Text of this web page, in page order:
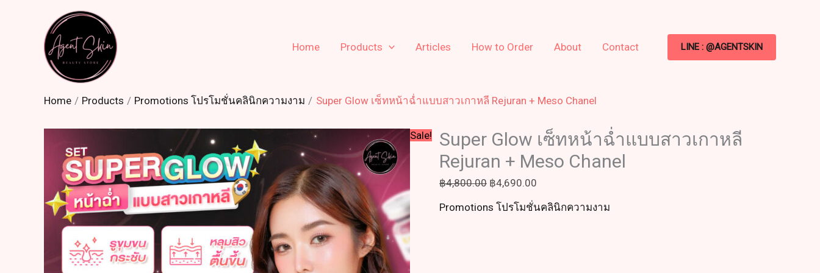
Home
Products Articles How to Order About Contact LINE : @AGENTSKIN
Home Products Promotions โปรโมชั่นคลินิกความงาม Super Glow เซ็ทหน้าฉ่ำแบบสาวเกาหลี Rejuran + Meso Chanel
Sale!
Super Glow เซ็ทหน้าฉ่ำแบบสาวเกาหลี
Rejuran + Meso Chanel
฿4,800.00
฿4,800.00.
฿4,690.00
฿4,690.00.
Promotions โปรโมชั่นคลินิกความงาม